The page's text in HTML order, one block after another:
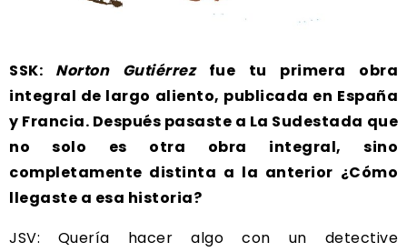
SSK: Norton Gutiérrezfue tu primera obra
integral de largo aliento, publicada en España
y Francia. Después pasaste a La Sudestada que
no solo es otra obra integral, sino
completamente distinta a la anterior ¿Cómo
llegaste a esa historia?
JSV: Quería hacer algo con un detective